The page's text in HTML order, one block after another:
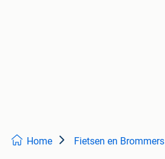
Home Fietsen en Brommers